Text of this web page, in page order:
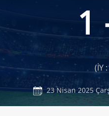
1
(İY
23 Nisan 2025